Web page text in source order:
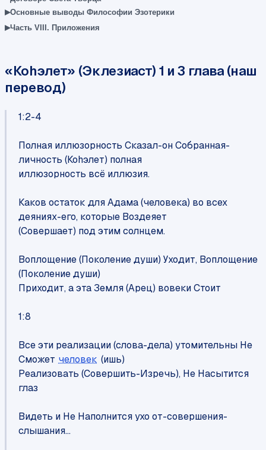
▸Основные выводы Философии Эзотерики
▸Часть VIII. Приложения
«Коhэлет» (Эклезиаст) 1 и 3 глава (наш
перевод)
1:2-4
Полная иллюзорность Сказал-он Собранная-
личность (Коhэлет) полная
иллюзорность всё иллюзия.
Каков остаток для Адама (человека) во всех
деяниях-его, которые Воздеяет
(Совершает) под этим солнцем.
Воплощение (Поколение души) Уходит, Воплощение
(Поколение души)
Приходит, а эта Земля (Арец) вовеки Стоит
1:8
Все эти реализации (слова-дела) утомительны Не
Сможет человек (ишь)
Реализовать (Совершить-Изречь), Не Насытится
глаз
Видеть и Не Наполнится ухо от-совершения-
слышания...